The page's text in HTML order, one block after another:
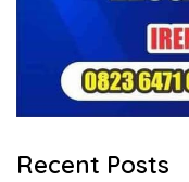
Recent Posts